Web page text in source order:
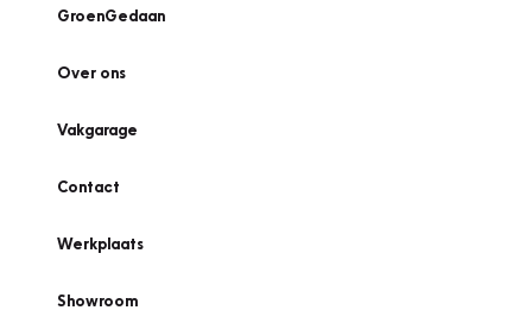
GroenGedaan
Over ons
Vakgarage
Contact
Werkplaats
Showroom